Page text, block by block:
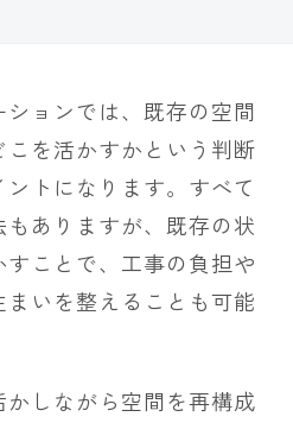
ョンでは、既存の空間
を活かすかという判断
トになります。すべて
ありますが、既存の状
ことで、工事の負担や
いを整えることも可能
しながら空間を再構成